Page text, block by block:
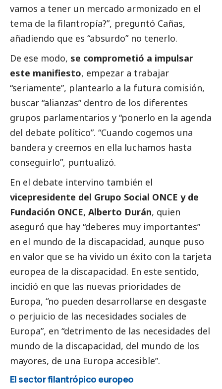
vamos a tener un mercado armonizado en el
tema de la filantropía?”, preguntó Cañas,
añadiendo que es “absurdo” no tenerlo.
De ese modo, se comprometió a impulsar
este manifiesto, empezar a trabajar
“seriamente”, plantearlo a la futura comisión,
buscar “alianzas” dentro de los diferentes
grupos parlamentarios y “ponerlo en la agenda
del debate político”. “Cuando cogemos una
bandera y creemos en ella luchamos hasta
conseguirlo”, puntualizó.
En el debate intervino también el
vicepresidente del Grupo Social ONCE y de
Fundación ONCE, Alberto Durán, quien
aseguró que hay “deberes muy importantes”
en el mundo de la discapacidad, aunque puso
en valor que se ha vivido un éxito con la tarjeta
europea de la discapacidad. En este sentido,
incidió en que las nuevas prioridades de
Europa, “no pueden desarrollarse en desgaste
o perjuicio de las necesidades sociales de
Europa”, en “detrimento de las necesidades del
mundo de la discapacidad, del mundo de los
mayores, de una Europa accesible”.
El sector filantrópico europeo